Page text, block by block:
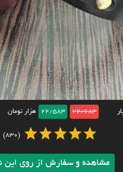
22/683
22/583 هزار تومان
(830)
مشاهده و سفارش از روی این